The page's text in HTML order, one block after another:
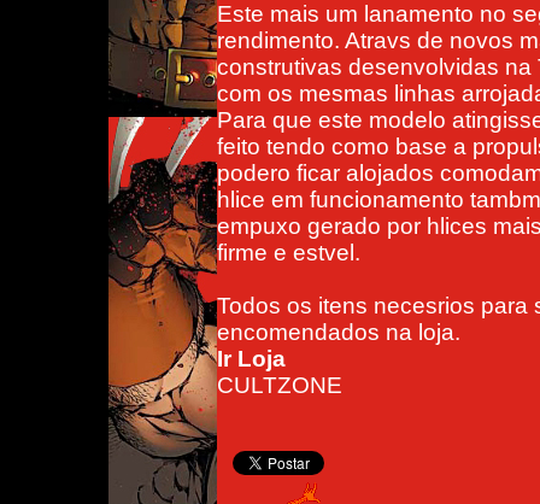
Este mais um lanamento no
rendimento. Atravs de novos
construtivas desenvolvidas
com os mesmas linhas
Para que este modelo
feito tendo como base a
podero ficar alojados
hlice em funcionamento
empuxo gerado por hlices
firme e estvel.
Todos os itens necesrios para
encomendados na loja.
Ir Loja
CULTZONE